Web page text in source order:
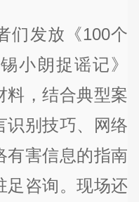
们发放《100个
小朗捉谣记》
料，结合典型案
识别技巧、网络
有害信息的指南
足咨询。现场还